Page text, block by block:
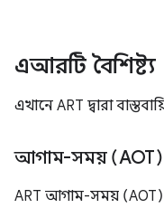
এআরটি বৈশিষ্ট্য
এখানে ART দ্বারা
আগাম-সময়
ART আগাম-সময় (AOT)